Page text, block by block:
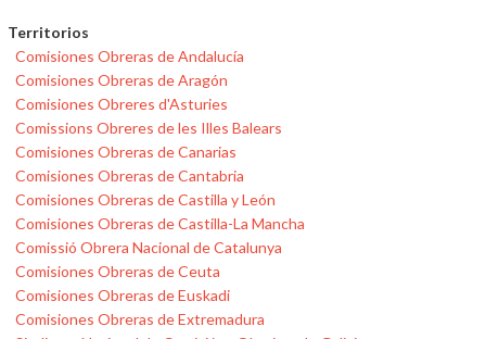
Territorios
Comisiones Obreras de Andalucía
Comisiones Obreras de Aragón
Comisiones Obreres d'Asturies
Comissions Obreres de les Illes Balears
Comisiones Obreras de Canarias
Comisiones Obreras de Cantabria
Comisiones Obreras de Castilla y León
Comisiones Obreras de Castilla-La Mancha
Comissió Obrera Nacional de Catalunya
Comisiones Obreras de Ceuta
Comisiones Obreras de Euskadi
Comisiones Obreras de Extremadura